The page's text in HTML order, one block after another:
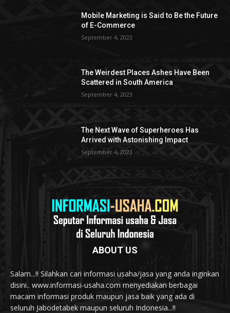
Mobile Marketing is Said to Be the Future
of E-Commerce
September 4, 2023
The Weirdest Places Ashes Have Been
Scattered in South America
September 4, 2023
The Next Wave of Superheroes Has
Arrived with Astonishing Impact
September 4, 2023
ABOUT US
Salam...!! Silahkan cari informasi usaha/jasa yang anda inginkan
disini.. www.informasi-usaha.com menyediakan berbagai
macam informasi produk maupun jasa baik yang ada di
seluruh Jabodetabek maupun seluruh Indonesia...!!